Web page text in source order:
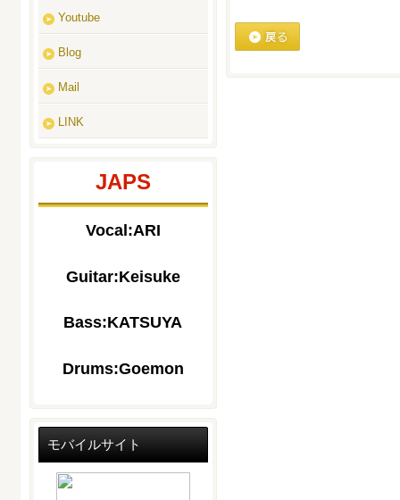
Youtube
Blog
Mail
LINK
JAPS
Vocal:ARI
Guitar:Keisuke
Bass:KATSUYA
Drums:Goemon
モバイルサイト